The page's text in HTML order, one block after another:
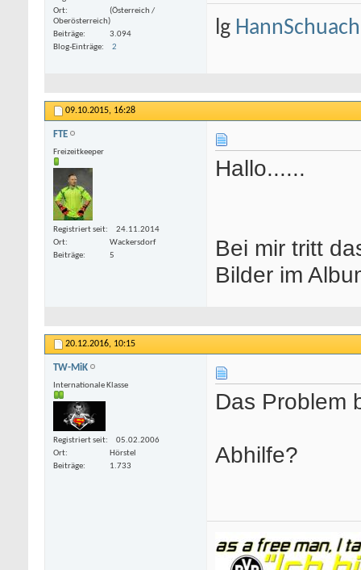
Ort
(Österreich /
Oberösterreich)
Beiträge
3.094
Blog-Einträge
2
lg HannSchuach
09.10.2015, 16:28
FTE
Freizeitkeeper
Registriert seit
24.11.2014
Ort
Wackersdorf
Beiträge
5
Hallo......
Bei mir tritt
Bilder im
20.12.2016, 10:15
TW-MiK
Internationale Klasse
Registriert seit
05.02.2006
Ort
Hörstel
Beiträge
1.733
Das Problem
Abhilfe?